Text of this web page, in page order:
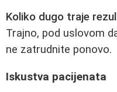
Koliko dugo traje
Trajno, pod uslovom
ne zatrudnite ponovo.
Iskustva pacijenata